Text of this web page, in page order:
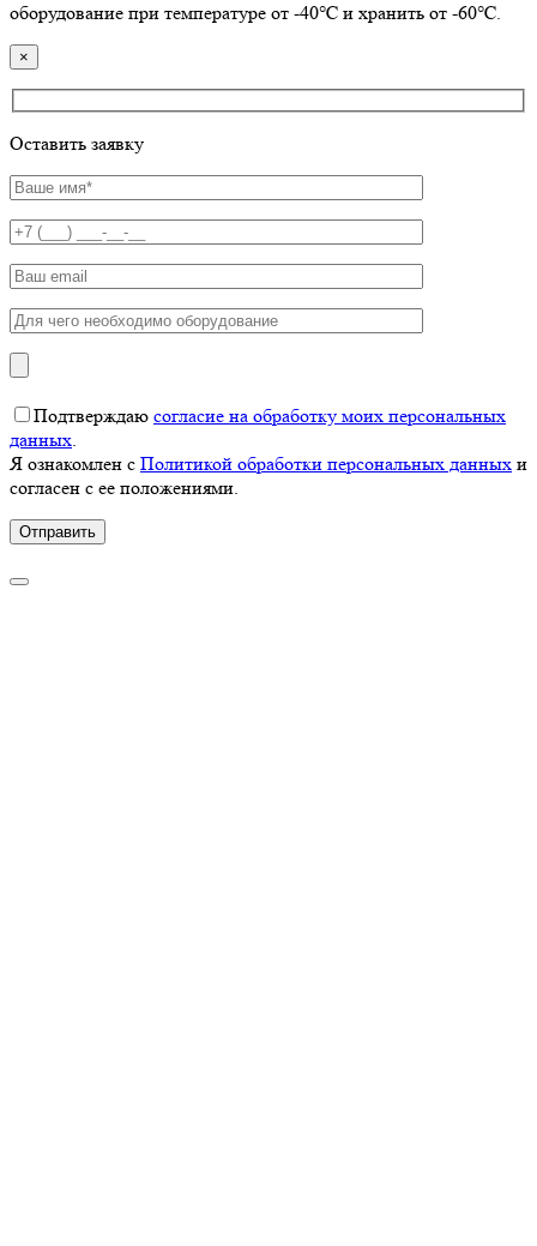
оборудование при температуре от -40℃ и хранить от -60℃.
×
Оставить заявку
Подтверждаю согласие на обработку моих персональных
данных.
Я ознакомлен с Политикой обработки персональных данных и
согласен с ее положениями.